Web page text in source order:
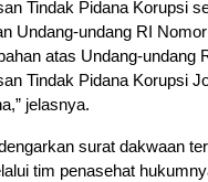
Tindak Pidana Korupsi
Undang-undang RI
atas Undang-undang
Tindak Pidana Korupsi
jelasnya.
surat dakwaan
tim penasehat